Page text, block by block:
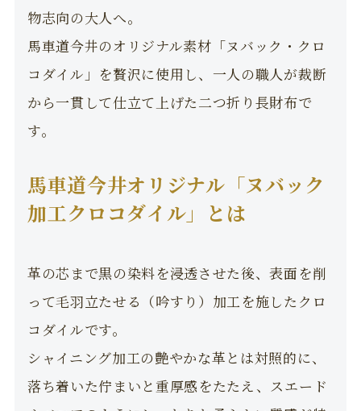
物志向の大人へ。
馬車道今井のオリジナル素材「ヌバック・クロ
コダイル」を贅沢に使用し、一人の職人が裁断
から一貫して仕立て上げた二つ折り長財布で
す。
馬車道今井オリジナル「ヌバック
加工クロコダイル」とは
革の芯まで黒の染料を浸透させた後、表面を削
って毛羽立たせる（吟すり）加工を施したクロ
コダイルです。
シャイニング加工の艶やかな革とは対照的に、
落ち着いた佇まいと重厚感をたたえ、スエード